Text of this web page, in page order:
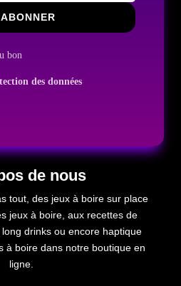
bon
des données
de nous
tout, des jeux à boire sur place
jeux à boire, aux recettes de
drinks ou encore haptique
à boire dans notre boutique en
ligne.